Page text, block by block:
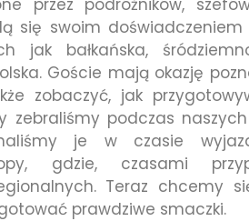
się swoim
bałkańska,
Goście mają okazję
zobaczyć, jak
zebraliśmy podczas
je w czasie
gdzie, czasami
Teraz chcemy
prawdziwe smaczki.